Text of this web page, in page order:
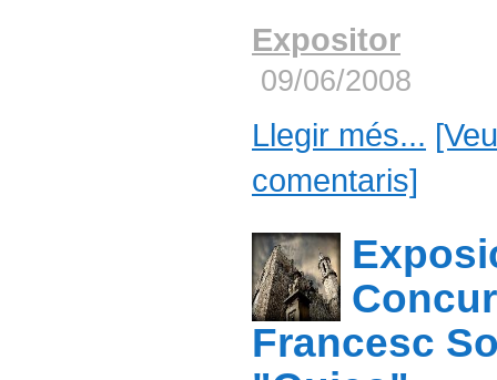
Expositor
09/06/2008
Llegir més...
comentaris]
Francesc